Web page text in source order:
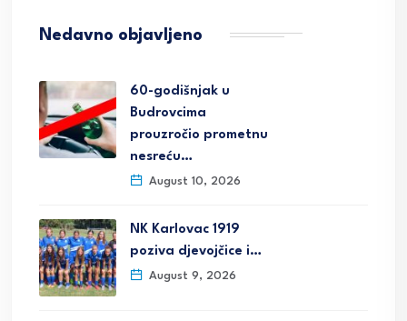
Nedavno objavljeno
60-godišnjak u
Budrovcima
prouzročio prometnu
nesreću…
August 10, 2026
NK Karlovac 1919
poziva djevojčice i…
August 9, 2026